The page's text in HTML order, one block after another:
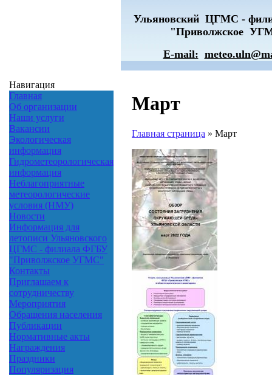
Ульяновский ЦГМС -
"Приволжское
E-mail:
Навигация
Главная
Об организации
Наши услуги
Вакансии
Экологическая
информация
Гидрометеорологическая
информация
Неблагоприятные
метеорологические
условия (НМУ)
Новости
Информация для
летописи Ульяновского
ЦГМС - филиала ФГБУ
"Приволжское УГМС"
Контакты
Приглашаем к
сотрудничеству
Мероприятия
Обращения населения
Публикации
Нормативные акты
Награждения
Праздники
Популяризация
Март
Главная страница » Март